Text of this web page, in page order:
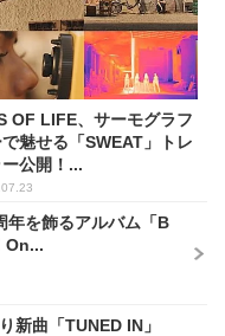
OF LIFE、サーモグラフ
で魅せる「SWEAT」トレ
公開！...
年を飾るアルバム「B
On...
新曲「TUNED IN」